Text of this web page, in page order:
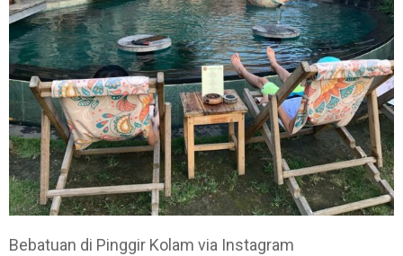
Bebatuan di Pinggir Kolam via Instagram